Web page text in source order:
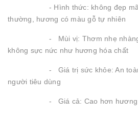
- Hình thức: không đẹp mã
thường, hương có màu gỗ tự nhiên
- Mùi vị: Thơm nhẹ nhàng
không sực nức như hương hóa chất
- Giá trị sức khỏe: An toàn
người tiêu dùng
- Giá cả: Cao hơn hương